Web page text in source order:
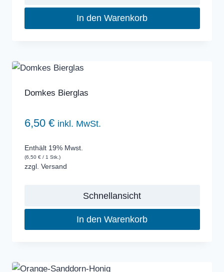
In den Warenkorb
Domkes Bierglas
6,50 € inkl. MwSt.
Enthält 19% Mwst.
(6,50 €/ 1 Stk.)
zzgl. Versand
Schnellansicht
In den Warenkorb